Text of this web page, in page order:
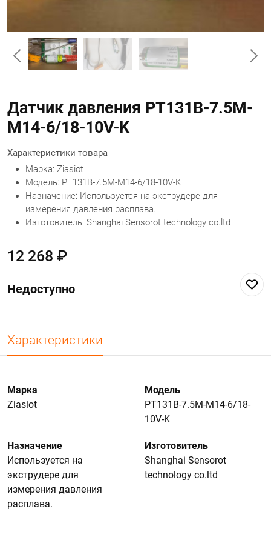
Датчик давления PT131B-7.5M-
M14-6/18-10V-K
Характеристики товара
Марка: Ziasiot
Модель: PT131B-7.5M-M14-6/18-10V-K
Назначение: Используется на экструдере для
измерения давления расплава.
Изготовитель: Shanghai Sensorot technology co.ltd
12 268 ₽
Недоступно
Характеристики
Марка
Ziasiot
Модель
PT131B-7.5M-M14-6/18-
10V-K
Назначение
Используется на
экструдере для
измерения давления
расплава.
Изготовитель
Shanghai Sensorot
technology co.ltd